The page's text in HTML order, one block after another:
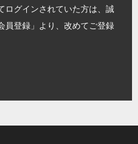
ログインされていた方は、誠
員登録」より、改めてご登録